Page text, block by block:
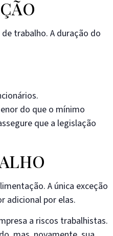
trabalho. A duração do
do que o mínimo
que a legislação
A única exceção
adicional por elas.
a riscos trabalhistas.